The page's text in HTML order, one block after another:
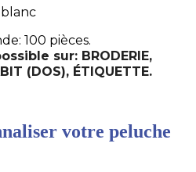
blanc
100 pièces.
sur: BRODERIE,
(DOS), ÉTIQUETTE.
votre peluche